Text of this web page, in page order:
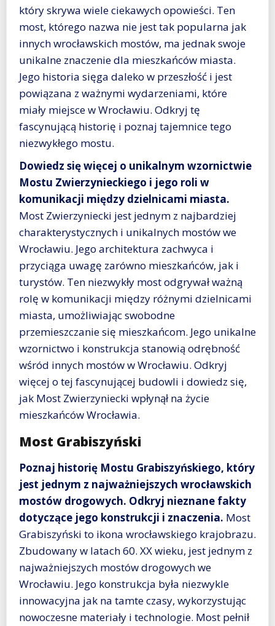
który skrywa wiele ciekawych opowieści. Ten
most, którego nazwa nie jest tak popularna jak
innych wrocławskich mostów, ma jednak swoje
unikalne znaczenie dla mieszkańców miasta.
Jego historia sięga daleko w przeszłość i jest
powiązana z ważnymi wydarzeniami, które
miały miejsce w Wrocławiu. Odkryj tę
fascynującą historię i poznaj tajemnice tego
niezwykłego mostu.
Dowiedz się więcej o unikalnym wzornictwie
Mostu Zwierzynieckiego i jego roli w
komunikacji między dzielnicami miasta.
Most Zwierzyniecki jest jednym z najbardziej
charakterystycznych i unikalnych mostów we
Wrocławiu. Jego architektura zachwyca i
przyciąga uwagę zarówno mieszkańców, jak i
turystów. Ten niezwykły most odgrywał ważną
rolę w komunikacji między różnymi dzielnicami
miasta, umożliwiając swobodne
przemieszczanie się mieszkańcom. Jego unikalne
wzornictwo i konstrukcja stanowią odrębność
wśród innych mostów w Wrocławiu. Odkryj
więcej o tej fascynującej budowli i dowiedz się,
jak Most Zwierzyniecki wpłynął na życie
mieszkańców Wrocławia.
Most Grabiszyński
Poznaj historię Mostu Grabiszyńskiego, który
jest jednym z najważniejszych wrocławskich
mostów drogowych. Odkryj nieznane fakty
dotyczące jego konstrukcji i znaczenia. Most
Grabiszyński to ikona wrocławskiego krajobrazu.
Zbudowany w latach 60. XX wieku, jest jednym z
najważniejszych mostów drogowych we
Wrocławiu. Jego konstrukcja była niezwykle
innowacyjna jak na tamte czasy, wykorzystując
nowoczesne materiały i technologie. Most pełnił